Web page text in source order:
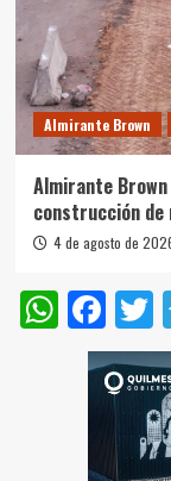
Almirante Brown
Almirante
construcción
4 de agosto de